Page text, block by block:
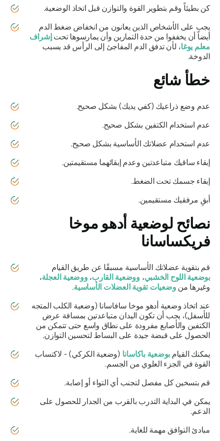
كن بطيئاً وقم بتطوير القوة والتوازن قبل اتخاذ الوضعية.
يجب على الأشخاص الذين يعانون من انخفاض ضغط الدم
أيضاً أن يخففوا من حدة التمارين وأن يمارسوها تحتإشراف
معلم يوغا، لأن تدفق الدم المفاجئ إلى الرأس قد يسبب
الدوخة.
خطأ شائع
عدم وضع ذراعيك (كفي يديك) بشكل صحيح.
عدم استخدام الكتفين بشكل صحيح.
عدم استخدام عضلاتك الأساسية بشكل صحيح.
إبقاء ساقيك متباعدتين وعدم إبقائهما مستقيمتين.
إبقاء جسمك تحت الضغط.
أبقِ مرفقيك مستقيمين.
نصائح لوضعيةأدهو موخا
فريكساسانا
قم بتقوية عضلاتك الأساسية مسبقًا عن طريق القيام
بوضعية اللوح الخشبي،ووضعية القارب،ووضعية العجلة،
وغيرها منوضعيات تقوية العضلات الأساسية.
عند اتخاذ وضعية أدهو موخا سافاسانا (وضعية الكلب المتجه
للأسفل)، يجب أن تكون اليدان متباعدتين بمسافة عرض
الكتفين والأصابع مفرودة على نطاق واسع حتى تتمكن من
الحصول على قبضة جيدة على البساط لتحسين التوازن.
يمكنك القيامبوضعية باكاسانا(وضعية الكركي) - لاكتساب
القوة في الجزء العلوي من الجسم.
قم بتسخين كل مفصل لتجنب أي التواء أو إصابة.
يمكن في البداية التدرب بالقرب من الجدار للحصول على
الدعم.
مبادئ التوافق مهمة للغاية.